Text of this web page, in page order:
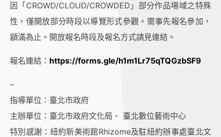
因「CROWD/CLOUD/CROWDED」部分作品場域之特殊
性，僅開放部分時段以導覽形式參觀。需事先報名參加，
額滿為止。開放報名時段及報名方式請見連結。
報名連結： https://forms.gle/h1m1Lr75qTQGzbSF9
–
指導單位：臺北市政府
主辦單位：臺北市政府文化局、 臺北數位藝術中心
特別感謝：紐約新美術館Rhizome及駐紐約辦事處臺北文